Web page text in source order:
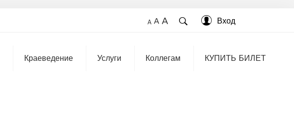
Вход
A A A
Краеведение Услуги Коллегам КУПИТЬ БИЛЕТ